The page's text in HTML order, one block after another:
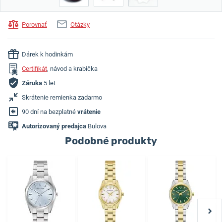
Porovnať Otázky
Dárek k hodinkám
Certifikát, návod a krabička
Záruka 5 let
Skrátenie remienka zadarmo
90 dní na bezplatné vrátenie
Autorizovaný predajca Bulova
Podobné produkty